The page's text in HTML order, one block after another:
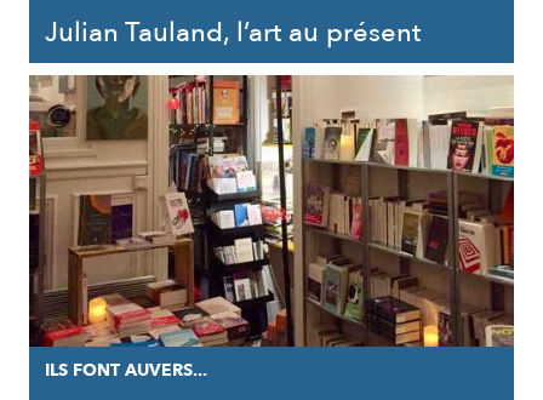
Julian Tauland, l’art au présent
ILS FONT AUVERS...